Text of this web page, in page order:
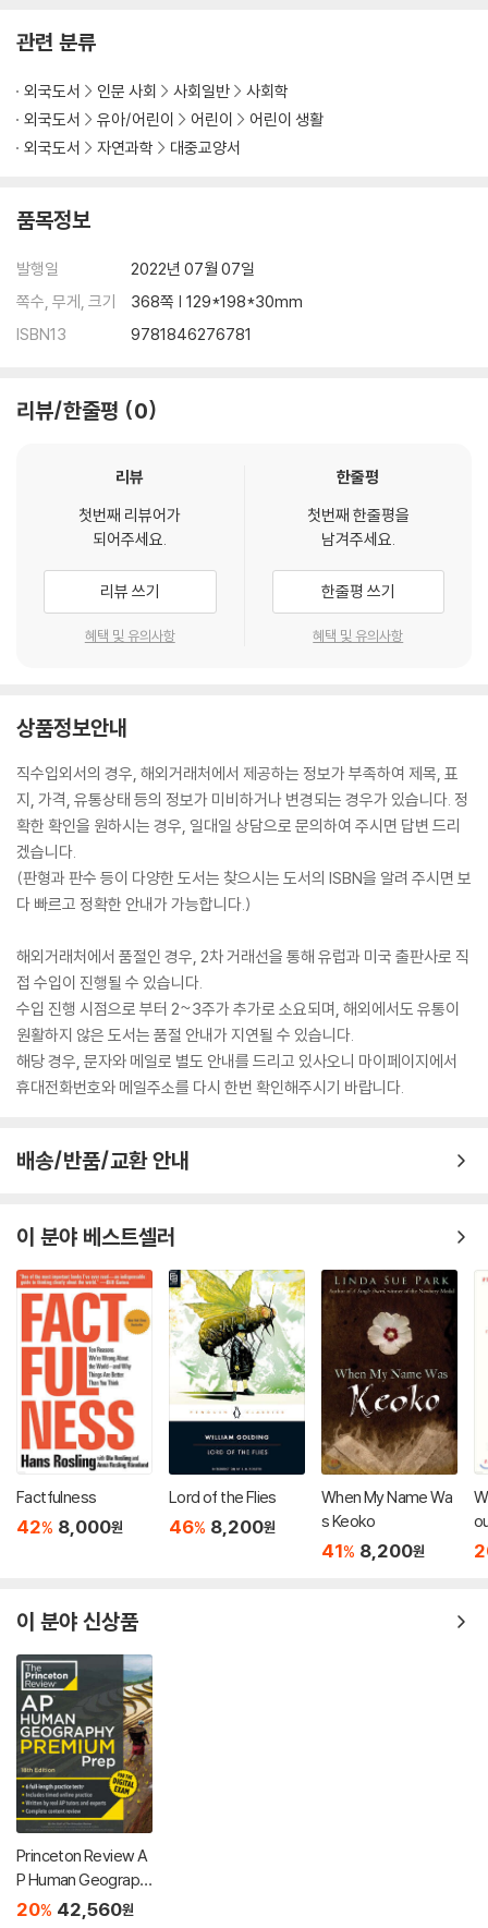
관련 분류
외국도서 인문 사회 사회일반
사회학
외국도서
유아/어린이 어린이
어린이 생활
외국도서
자연과학 대중교양서
품목정보
발행일
2022년 07월 07일
쪽수, 무게, 크기
368쪽 | 129*198*30mm
ISBN13
9781846276781
리뷰/한줄평 0
리뷰
첫번째 리뷰어가
되어주세요.
리뷰 쓰기
혜택 및 유의사항
한줄평
첫번째 한줄평을
남겨주세요.
한줄평 쓰기
혜택 및 유의사항
상품정보안내
직수입외서의 경우, 해외거래처에서 제공하는 정보가 부족하여 제목, 표
지, 가격, 유통상태 등의 정보가 미비하거나 변경되는 경우가 있습니다. 정
확한 확인을 원하시는 경우, 일대일 상담으로 문의하여 주시면 답변 드리
겠습니다.
(판형과 판수 등이 다양한 도서는 찾으시는 도서의 ISBN을 알려 주시면 보
다 빠르고 정확한 안내가 가능합니다.)
해외거래처에서 품절인 경우, 2차 거래선을 통해 유럽과 미국 출판사로 직
접 수입이 진행될 수 있습니다.
수입 진행 시점으로 부터 2~3주가 추가로 소요되며, 해외에서도 유통이
원활하지 않은 도서는 품절 안내가 지연될 수 있습니다.
해당 경우, 문자와 메일로 별도 안내를 드리고 있사오니 마이페이지에서
휴대전화번호와 메일주소를 다시 한번 확인해주시기 바랍니다.
배송/반품/교환 안내
이 분야 베스트셀러
Factfulness
42% 8,000원
Lord of the Flies
46% 8,200원
When My Name Wa
s Keoko
41% 8,200원
이 분야 신상품
Princeton Review A
P Human Geograph
y Premium Prep, 18t
20% 42,560원